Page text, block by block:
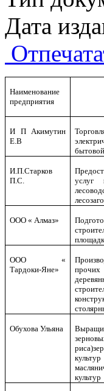
Дата
Наименование
предприятия
И П Акимутин
Е.В
И.П.Старков
П.С.
услуг
ООО « Алмаз»
ООО «
Тардоки-Яне»
прочих
Обухова Ульяна
культур